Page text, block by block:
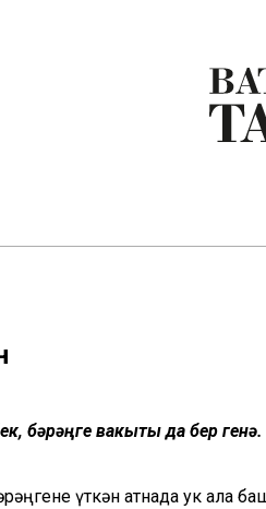
бәрәңге вакыты да бер
үткән атнада ук ала